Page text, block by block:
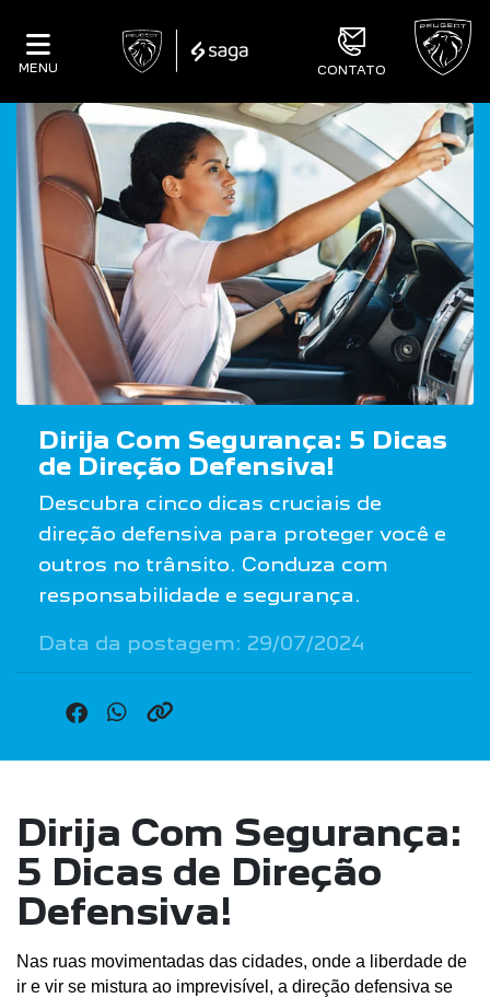
MENU CONTATO
Dirija Com Segurança: 5 Dicas
de Direção Defensiva!
Descubra cinco dicas cruciais de
direção defensiva para proteger você e
outros no trânsito. Conduza com
responsabilidade e segurança.
Data da postagem: 29/07/2024
Dirija Com Segurança:
5 Dicas de Direção
Defensiva!
Nas ruas movimentadas das cidades, onde a liberdade de
ir e vir se mistura ao imprevisível, a direção defensiva se